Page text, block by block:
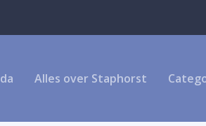
Alles over Staphorst